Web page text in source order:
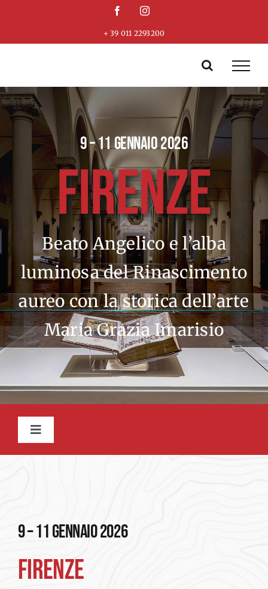
FacebookInstagram
+ 39 011 2293200
9 – 11 GENNAIO 2026
FIRENZE
Beato Angelico e l’alba
luminosa del Rinascimento
aureo con la storica dell’arte
Maria Grazia Imarisio
Toggle
PROGRAMMA
MODULO DI ADESIONE
9 – 11 gennaio 2026
FIRENZE